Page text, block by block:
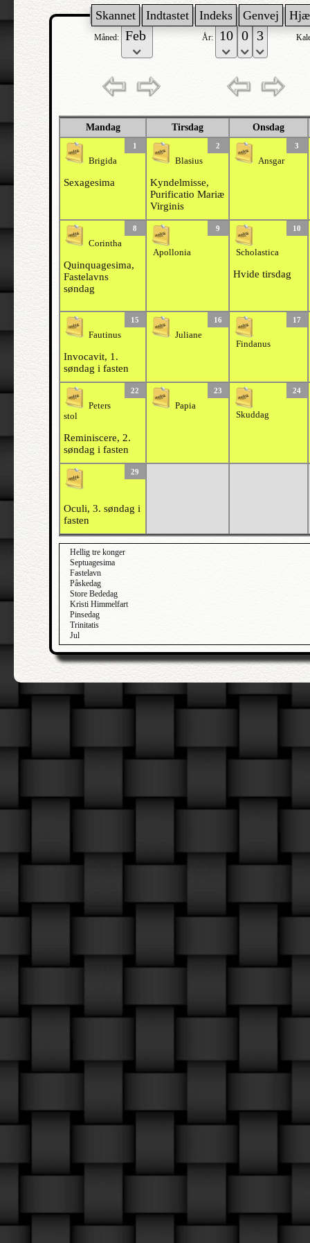
Skannet Indtastet Indeks Genvej
Måned: År:
Mandag Tirsdag Onsdag
1
Brigida
Sexagesima
2
Blasius
Kyndelmisse,
Purificatio Mariæ
Virginis
3
Ansgar
8
Corintha
Quinquagesima,
Fastelavns
søndag
9
Apollonia
10
Scholastica
Hvide tirsdag
15
Fautinus
Invocavit, 1.
søndag i fasten
16
Juliane
17
Findanus
22
Peters
stol
Reminiscere, 2.
søndag i fasten
23
Papia
24
Skuddag
29
Oculi, 3. søndag i
fasten
Hellig tre konger
Septuagesima
Fastelavn
Påskedag
Store Bededag
Kristi Himmelfart
Pinsedag
Trinitatis
Jul